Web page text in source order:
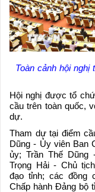
Toàn cảnh hội nghị
Hội nghị được tổ
cầu trên toàn quốc,
dự.
Tham dự tại điểm
Dũng - Ủy viên Ban
ủy; Trần Thế
Trọng Hải - Chủ
đạo tỉnh; các đồng
Chấp hành Đảng bộ